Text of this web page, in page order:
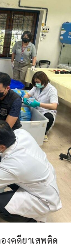
งคดียาเสพติด